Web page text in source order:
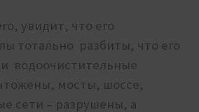
увидит, что его
тотально разбиты, что его
водоочистительные
мосты, шоссе,
сети – разрушены, а